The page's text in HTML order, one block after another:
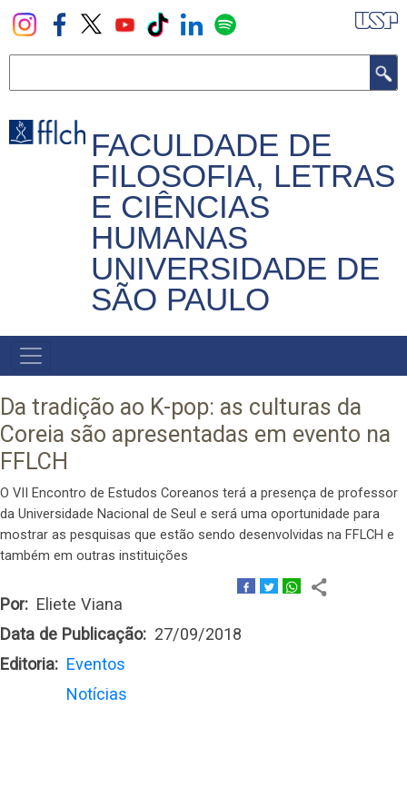
Pular
para
principal
FACULDADE DE
FILOSOFIA, LETRAS
E CIÊNCIAS
HUMANAS
UNIVERSIDADE DE
SÃO PAULO
NAVEGADOR
PRINCIPAL
Da tradição ao K-pop: as culturas da
Coreia são apresentadas em evento na
FFLCH
O VII Encontro de Estudos Coreanos terá a presença de professor
da Universidade Nacional de Seul e será uma oportunidade para
mostrar as pesquisas que estão sendo desenvolvidas na FFLCH e
também em outras instituições
Por
Eliete Viana
Data de Publicação
27/09/2018
Editoria
Eventos
Notícias